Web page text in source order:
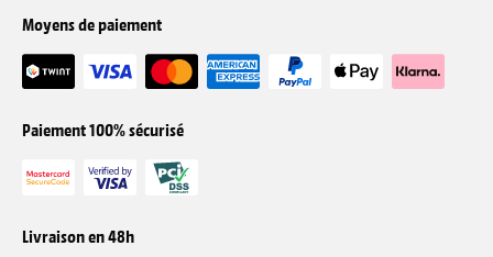
Moyens de paiement
Paiement 100% sécurisé
Livraison en 48h